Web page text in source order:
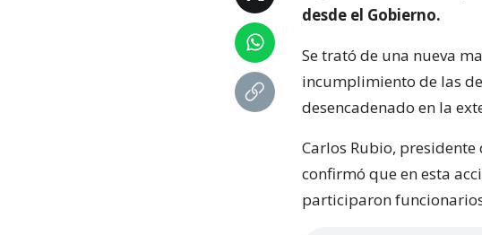
desde el Gobierno.
Se trató de una nueva
incumplimiento de las
desencadenado en la
Carlos Rubio,
confirmó que en esta
participaron